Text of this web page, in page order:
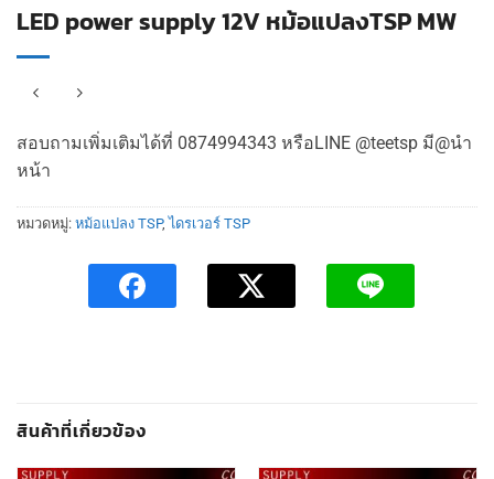
LED power supply 12V หม้อแปลงTSP MW
สอบถามเพิ่มเติมได้ที่ 0874994343 หรือLINE @teetsp มี@นำ
หน้า
หมวดหมู่: หม้อแปลง TSP,ไดรเวอร์ TSP
สินค้าที่เกี่ยวข้อง